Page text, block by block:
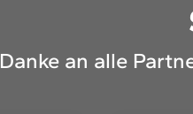
Danke an alle